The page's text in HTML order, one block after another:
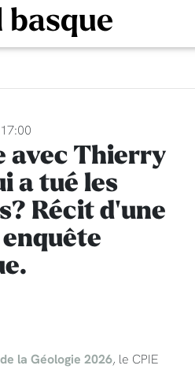
avec Thierry
a tué les
Récit d'une
la Géologie 2026, le CPIE